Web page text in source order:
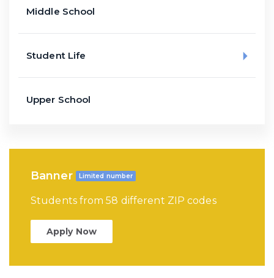
Middle School
Student Life
Upper School
Banner Limited number
Students from 58 different ZIP codes
Apply Now